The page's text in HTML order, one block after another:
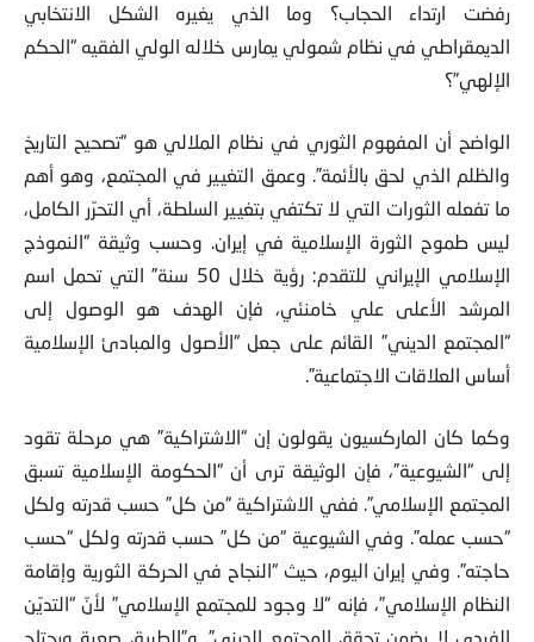
رفضت ارتداء الحجاب؟ وما الذي يغيره الشكل الانتخابي
الديمقراطي في نظام شمولي يمارس خلاله الولي الفقيه “الحكم
الإلهي”؟
الواضح أن المفهوم الثوري في نظام الملالي هو “تصحيح التاريخ
والظلم الذي لحق بالأئمة”. وعمق التغيير في المجتمع، وهو أهم
ما تفعله الثورات التي لا تكتفي بتغيير السلطة، أي التحرّر الكامل،
ليس طموح الثورة الإسلامية في إيران. وحسب وثيقة “النموذج
الإسلامي الإيراني للتقدم: رؤية خلال 50 سنة” التي تحمل اسم
المرشد الأعلى علي خامنئي، فإن الهدف هو الوصول إلى
“المجتمع الديني” القائم على جعل “الأصول والمبادئ الإسلامية
أساس العلاقات الاجتماعية”.
وكما كان الماركسيون يقولون إن “الاشتراكية” هي مرحلة تقود
إلى “الشيوعية”، فإن الوثيقة ترى أن “الحكومة الإسلامية تسبق
المجتمع الإسلامي”. ففي الاشتراكية “من كل” حسب قدرته ولكل
“حسب عمله”. وفي الشيوعية “من كل” حسب قدرته ولكل “حسب
حاجته”. وفي إيران اليوم، حيث “النجاح في الحركة الثورية وإقامة
النظام الإسلامي”، فإنه “لا وجود للمجتمع الإسلامي” لأنّ “التديّن
الفردي لا يضمن تحقق المجتمع الديني”. و”الطريق صعبة ويحتاج